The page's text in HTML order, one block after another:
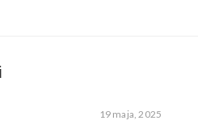
19 maja, 2025